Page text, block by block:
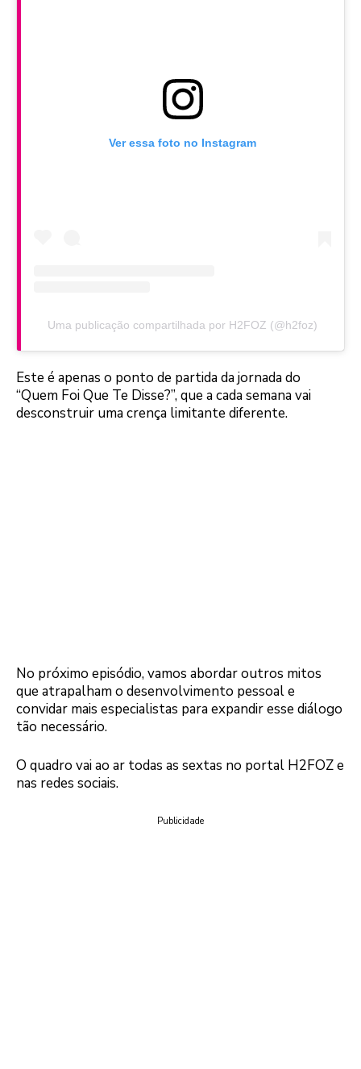
Ver essa foto no Instagram
Uma publicação compartilhada por H2FOZ (@h2foz)
Este é apenas o ponto de partida da jornada do
“Quem Foi Que Te Disse?”, que a cada semana vai
desconstruir uma crença limitante diferente.
No próximo episódio, vamos abordar outros mitos
que atrapalham o desenvolvimento pessoal e
convidar mais especialistas para expandir esse diálogo
tão necessário.
O quadro vai ao ar todas as sextas no portal H2FOZ e
nas redes sociais.
Publicidade